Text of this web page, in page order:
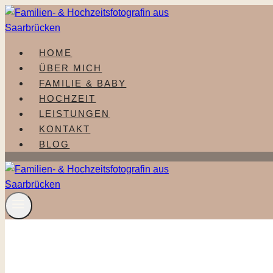
Zum
Inhalt
HOME
ÜBER MICH
FAMILIE & BABY
HOCHZEIT
LEISTUNGEN
KONTAKT
BLOG